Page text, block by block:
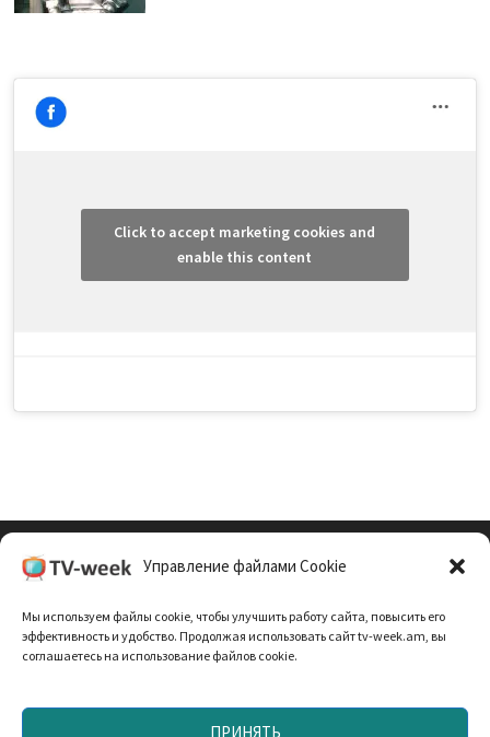
Управление файлами Cookie
Мы используем файлы cookie, чтобы улучшить работу сайта, повысить его
эффективность и удобство. Продолжая использовать сайт tv-week.am, вы
соглашаетесь на использование файлов cookie.
ПРИНЯТЬ
Click to accept marketing cookies and
enable this content
Политика Конфиденциальности